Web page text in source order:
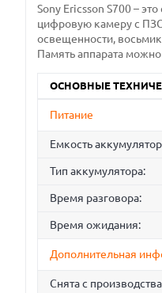
Sony Ericsson S700 –
цифровую камеру с
освещенности,
Память аппарата
ОСНОВНЫЕ
Питание
Емкость
Тип аккумулятора:
Время разговора:
Время ожидания:
Дополнительная
Снята с